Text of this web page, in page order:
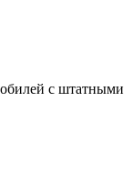
с штатными